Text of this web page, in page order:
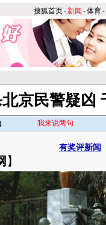
搜狐首页-新闻 -体育-
京民警疑凶
我来说两句
有奖评新闻
】